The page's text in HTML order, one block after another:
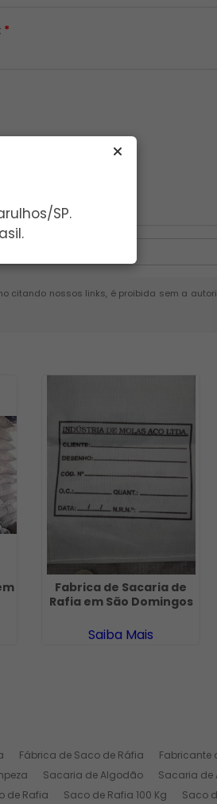
SP.
*
citando nossos links, é proibida sem a
Fabrica de Sacaria de
Rafia em São Domingos
Saiba Mais
Fábrica de Saco de Ráfia
Fabricante
Sacaria de Algodão
Sacaria de
de Rafia Saco de Rafia 100 Kg Saco